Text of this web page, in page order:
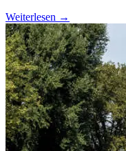
Weiterlesen →